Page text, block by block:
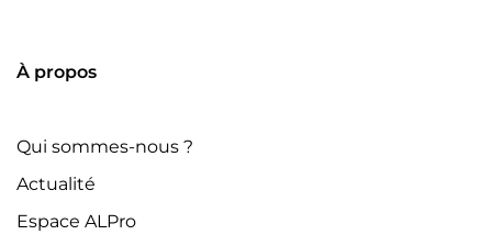
À propos
Qui sommes-nous ?
Actualité
Espace ALPro